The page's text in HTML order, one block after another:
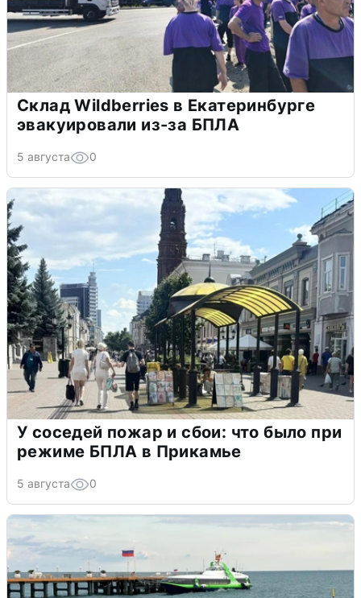
Склад Wildberries в Екатеринбурге
эвакуировали из-за БПЛА
5 августа 0
У соседей пожар и сбои: что было при
режиме БПЛА в Прикамье
5 августа 0